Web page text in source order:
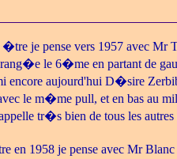
je pense vers 1957 avec Mr
le 6�me en partant de
encore aujourd'hui D�sire
le m�me pull, et en bas au
tr�s bien de tous les
en 1958 je pense avec Mr